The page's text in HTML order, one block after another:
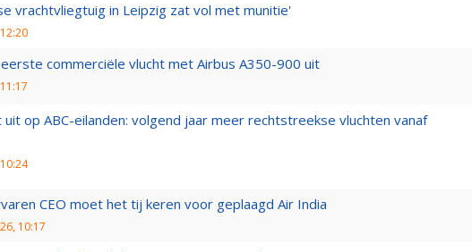
vrachtvliegtuig in Leipzig zat vol met munitie'
commerciële vlucht met Airbus A350-900 uit
op ABC-eilanden: volgend jaar meer rechtstreekse vluchten vanaf
CEO moet het tij keren voor geplaagd Air India
10:17